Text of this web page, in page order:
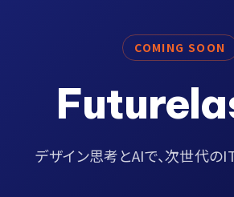
COMING SOON
デザイン思考とAIで、次世代の